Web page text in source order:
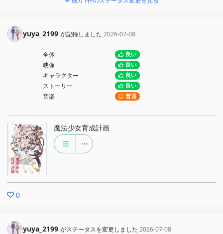
yuya_2199 が記録しました 2026-07-08
全体 良い
映像 良い
キャラクター 良い
ストーリー 良い
音楽 普通
魔法少女育成計画
0
yuya_2199 がステータスを変更しました 2026-07-08